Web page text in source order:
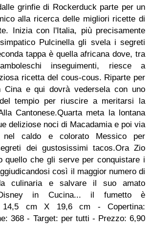
grinfie di Rockerduck parte per un
alla ricerca delle migliori ricette di
Inizia con l'Italia, più precisamente
Pulcinella gli svela i segreti
tappa è quella africana dove, tra
inseguimenti, riesce a
ricetta del cous-cous. Riparte per
e qui dovrà vedersela con uno
tempio per riuscire a meritarsi la
Cantonese.Quarta meta la lontana
deliziose noci di Macadamia e poi via
nel caldo e colorato Messico per
dei gustosissimi tacos.Ora Zio
quello che gli serve per conquistare i
così il maggior numero di
culinaria e salvare il suo amato
Disney in Cucina... il fumetto è
14,5 cm X 19,6 cm - Copertina:
368 - Target: per tutti - Prezzo: 6,90